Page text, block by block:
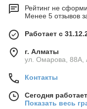
Рейтинг не
Менее 5 отзывов
Работает с
г. Алматы
ул. Омарова, 88А,
Контакты
Сегодня
Показать весь